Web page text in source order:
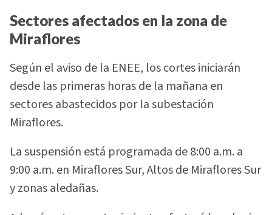
Sectores afectados en la zona de
Miraflores
Según el aviso de la ENEE, los cortes iniciarán
desde las primeras horas de la mañana en
sectores abastecidos por la subestación
Miraflores.
La suspensión está programada de 8:00 a.m. a
9:00 a.m. en Miraflores Sur, Altos de Miraflores Sur
y zonas aledañas.